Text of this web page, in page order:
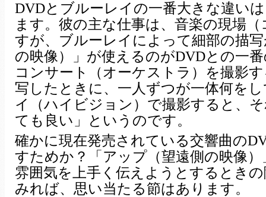
DVDとブルーレイの一番大きな違い
ます。彼の主な仕事は、音楽の現場
すが、ブルーレイによって細部の描
の映像）」が使えるのがDVDとの一
コンサート（オーケストラ）を撮影
写したときに、一人ずつが一体何を
イ（ハイビジョン）で撮影すると、
ても良い」というのです。
確かに現在発売されている交響曲の
すためか？「アップ（望遠側の映像
雰囲気を上手く伝えようとするとき
みれば、思い当たる節はあります。